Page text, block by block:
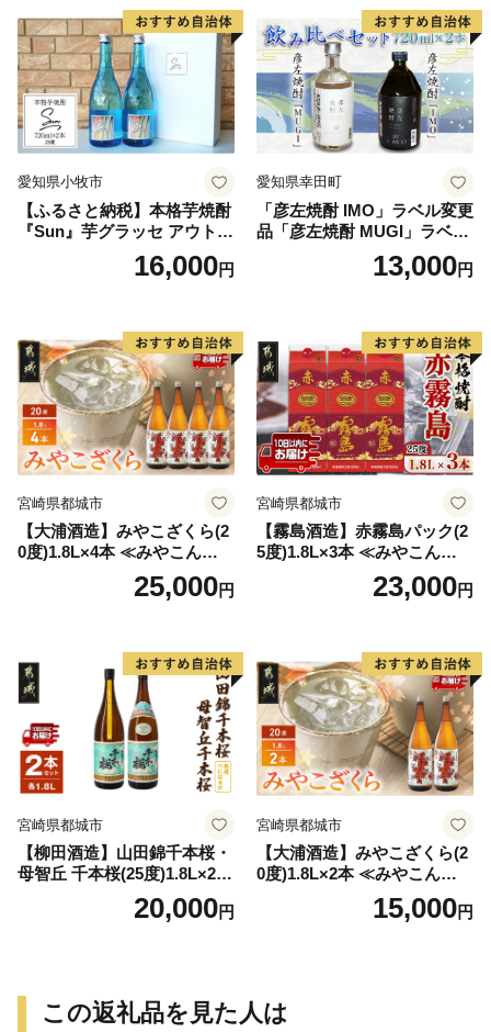
愛知県小牧市
【ふるさと納税】本格芋焼酎
『Sun』芋グラッセ アウトド
ア ソロキャンプ ベランピン
グ 巣ごもり 就労支援16,000円
愛知県幸田町
「彦左焼酎 IMO」ラベル変更
品「彦左焼酎 MUGI」ラベル
変更品 飲み比べ セット 合計
2本 720ml×各1本 25度 焼酎
13,000円
宮崎県都城市
【大浦酒造】みやこざくら(2
0度)1.8L×4本 ≪みやこんじょ
特急便≫_AD-077125,000円
宮崎県都城市
【霧島酒造】赤霧島パック(2
5度)1.8L×3本 ≪みやこんじょ
特急便≫_23-07-K03P-1800-3
23,000円
宮崎県都城市
【柳田酒造】山田錦千本桜・
母智丘 千本桜(25度)1.8L×2本
≪みやこんじょ特急便≫_AC
20,000円
宮崎県都城市
【大浦酒造】みやこざくら(2
0度)1.8L×2本 ≪みやこんじょ
特急便≫_MJ-077115,000円
この返礼品を見た人は